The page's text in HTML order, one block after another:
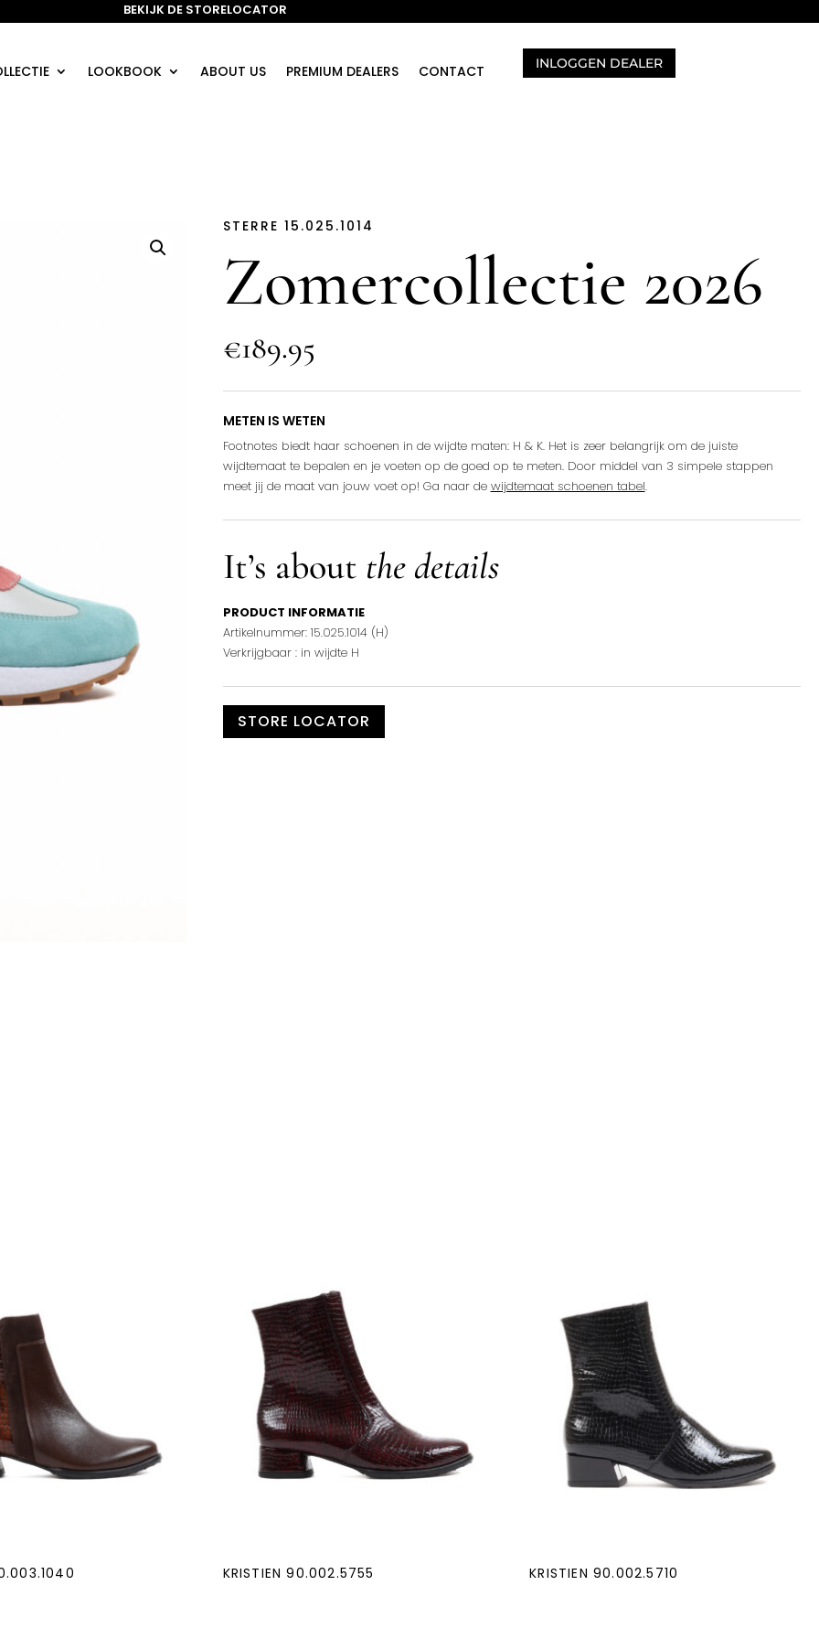
BEKIJK DE STORELOCATOR
LOOKBOOK ABOUT US PREMIUM DEALERS CONTACT INLOGGEN DEALER
STERRE 15.025.1014
Zomercollectie 2026
€189.95
METEN IS WETEN
Footnotes biedt haar schoenen in de wijdte maten: H & K. Het is zeer belangrijk om de juiste
wijdtemaat te bepalen en je voeten op de goed op te meten. Door middel van 3 simpele stappen
meet jij de maat van jouw voet op! Ga naar de wijdtemaat schoenen tabel.
It’s about the details
PRODUCT INFORMATIE
Artikelnummer: 15.025.1014 (H)
Verkrijgbaar : in wijdte H
STORE LOCATOR
KRISTIEN 90.002.5755 KRISTIEN 90.002.5710